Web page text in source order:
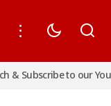
Subscribe to our